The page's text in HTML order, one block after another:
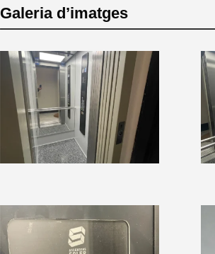
Galeria d’imatges